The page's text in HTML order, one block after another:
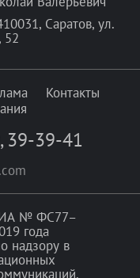
Саратов, ул.
52
Контакты
, 39-39-41
ИА № ФС77–
года
надзору в